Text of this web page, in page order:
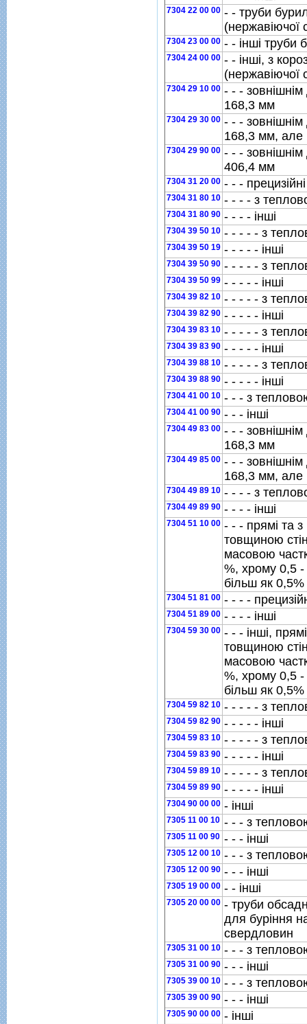
7304 22 00 00 - - труби
(нержавiючої
7304 23 00 00 - - iншi труби
7304 24 00 00 - - iншi, з
(нержавiючої
7304 29 10 00 - - - зовнiшнiм
168,3 мм
7304 29 30 00 - - - зовнiшнiм
168,3 мм, але
7304 29 90 00 - - - зовнiшнiм
406,4 мм
7304 31 20 00 - - -
7304 31 80 10 - - - - з
7304 31 80 90 - - - - iншi
7304 39 50 10 - - - - - з
7304 39 50 19 - - - - - iншi
7304 39 50 90 - - - - - з
7304 39 50 99 - - - - - iншi
7304 39 82 10 - - - - - з
7304 39 82 90 - - - - - iншi
7304 39 83 10 - - - - - з
7304 39 83 90 - - - - - iншi
7304 39 88 10 - - - - - з
7304 39 88 90 - - - - - iншi
7304 41 00 10 - - - з
7304 41 00 90 - - - iншi
7304 49 83 00 - - - зовнiшнiм
168,3 мм
7304 49 85 00 - - - зовнiшнiм
168,3 мм, але
7304 49 89 10 - - - - з
7304 49 89 90 - - - - iншi
7304 51 10 00 - - - прямi та
товщиною
масовою
%, хрому 0,5
бiльш як
7304 51 81 00 - - - -
7304 51 89 00 - - - - iншi
7304 59 30 00 - - - iншi,
товщиною
масовою
%, хрому 0,5
бiльш як
7304 59 82 10 - - - - - з
7304 59 82 90 - - - - - iншi
7304 59 83 10 - - - - - з
7304 59 83 90 - - - - - iншi
7304 59 89 10 - - - - - з
7304 59 89 90 - - - - - iншi
7304 90 00 00 - iншi
7305 11 00 10 - - - з
7305 11 00 90 - - - iншi
7305 12 00 10 - - - з
7305 12 00 90 - - - iншi
7305 19 00 00 - - iншi
7305 20 00 00 - труби
для бурiння
свердловин
7305 31 00 10 - - - з
7305 31 00 90 - - - iншi
7305 39 00 10 - - - з
7305 39 00 90 - - - iншi
7305 90 00 00 - iншi